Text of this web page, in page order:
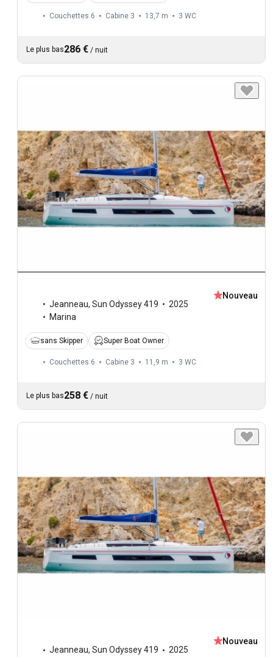
Couchettes 6 Cabine 3 13,7 m 3 WC
Le plus bas286 € / nuit
Jeanneau, Sun Odyssey 419
2025
Marina
Nouveau
sans Skipper Super Boat Owner
Couchettes 6 Cabine 3 11,9 m 3 WC
Le plus bas258 € / nuit
Jeanneau, Sun Odyssey 419 2025
Nouveau